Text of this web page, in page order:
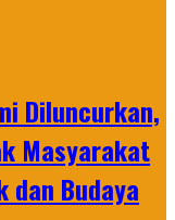
Diluncurkan,
Masyarakat
dan Budaya